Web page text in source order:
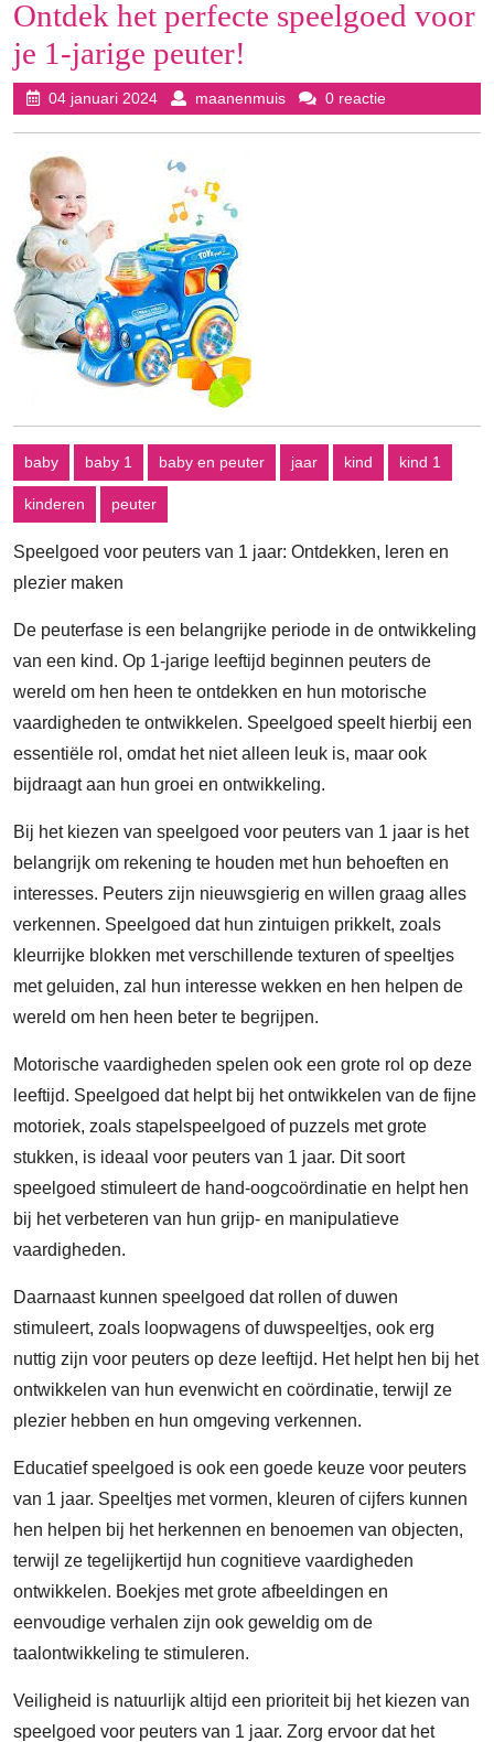
Ontdek het perfecte speelgoed voor
je 1-jarige peuter!
04 januari 202404
januari
maanenmuismaanenmuis
0 reactie
baby baby 1 baby en peuter jaar kind kind 1
kinderen peuter
Speelgoed voor peuters van 1 jaar: Ontdekken, leren en
plezier maken
De peuterfase is een belangrijke periode in de ontwikkeling
van een kind. Op 1-jarige leeftijd beginnen peuters de
wereld om hen heen te ontdekken en hun motorische
vaardigheden te ontwikkelen. Speelgoed speelt hierbij een
essentiële rol, omdat het niet alleen leuk is, maar ook
bijdraagt aan hun groei en ontwikkeling.
Bij het kiezen van speelgoed voor peuters van 1 jaar is het
belangrijk om rekening te houden met hun behoeften en
interesses. Peuters zijn nieuwsgierig en willen graag alles
verkennen. Speelgoed dat hun zintuigen prikkelt, zoals
kleurrijke blokken met verschillende texturen of speeltjes
met geluiden, zal hun interesse wekken en hen helpen de
wereld om hen heen beter te begrijpen.
Motorische vaardigheden spelen ook een grote rol op deze
leeftijd. Speelgoed dat helpt bij het ontwikkelen van de fijne
motoriek, zoals stapelspeelgoed of puzzels met grote
stukken, is ideaal voor peuters van 1 jaar. Dit soort
speelgoed stimuleert de hand-oogcoördinatie en helpt hen
bij het verbeteren van hun grijp- en manipulatieve
vaardigheden.
Daarnaast kunnen speelgoed dat rollen of duwen
stimuleert, zoals loopwagens of duwspeeltjes, ook erg
nuttig zijn voor peuters op deze leeftijd. Het helpt hen bij het
ontwikkelen van hun evenwicht en coördinatie, terwijl ze
plezier hebben en hun omgeving verkennen.
Educatief speelgoed is ook een goede keuze voor peuters
van 1 jaar. Speeltjes met vormen, kleuren of cijfers kunnen
hen helpen bij het herkennen en benoemen van objecten,
terwijl ze tegelijkertijd hun cognitieve vaardigheden
ontwikkelen. Boekjes met grote afbeeldingen en
eenvoudige verhalen zijn ook geweldig om de
taalontwikkeling te stimuleren.
Veiligheid is natuurlijk altijd een prioriteit bij het kiezen van
speelgoed voor peuters van 1 jaar. Zorg ervoor dat het